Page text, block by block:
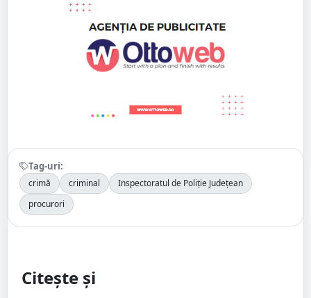
Tag-uri:
crimă criminal
Inspectoratul de Poliție Județean
procurori
Citește și